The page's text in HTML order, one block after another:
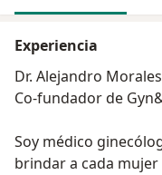
Experiencia
Dr. Alejandro
Co-fundador de
Soy médico
brindar a cada